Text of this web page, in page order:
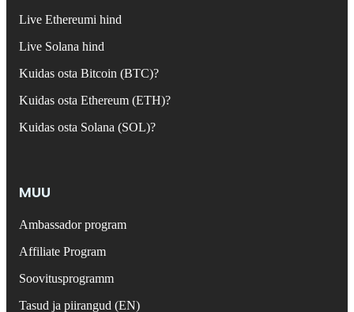
Live Ethereumi hind
Live Solana hind
Kuidas osta Bitcoin (BTC)?
Kuidas osta Ethereum (ETH)?
Kuidas osta Solana (SOL)?
MUU
Ambassador program
Affiliate Program
Soovitusprogramm
Tasud ja piirangud (EN)